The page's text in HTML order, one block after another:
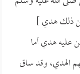
من ذلك هدي ]
عليه هدي أما
الهدي، وقد ساق